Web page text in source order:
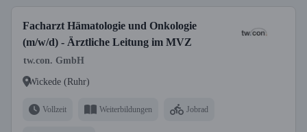
Facharzt Hämatologie und Onkologie
(m/w/d) - Ärztliche Leitung im MVZ
tw.con. GmbH
Wickede (Ruhr)
Vollzeit Weiterbildungen Jobrad